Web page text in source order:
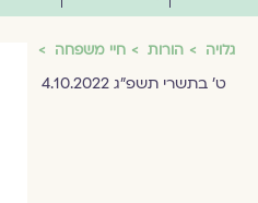
גלויה הורות חיי משפחה
ט׳ בתשרי תשפ״ג 4.10.2022